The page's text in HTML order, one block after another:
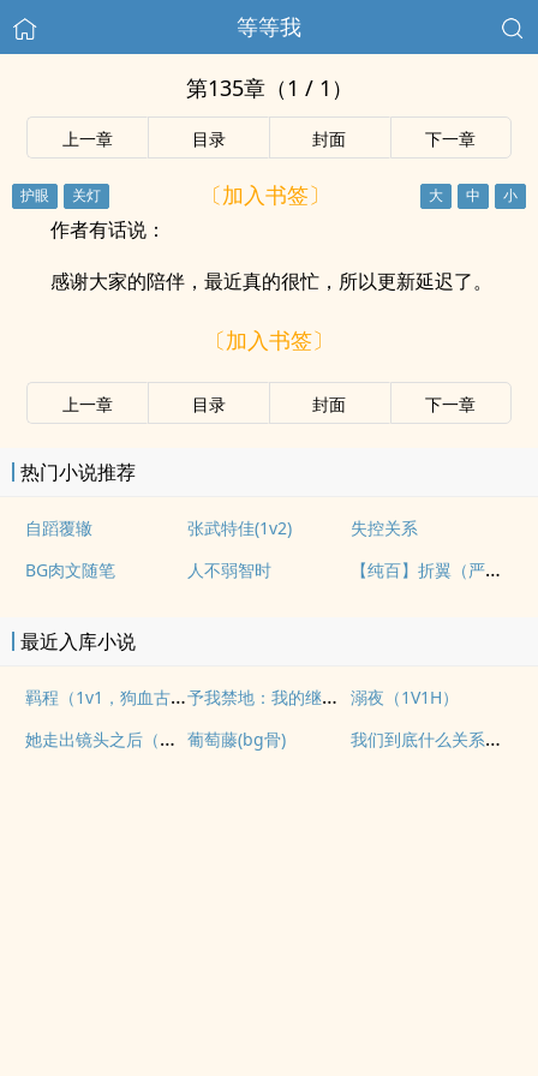
等等我
第135章（1 / 1）
上一章 目录 封面 下一章
〔加入书签〕
作者有话说：
感谢大家的陪伴，最近真的很忙，所以更新延迟了。
〔加入书签〕
上一章 目录 封面 下一章
热门小说推荐
自蹈覆辙 张武特佳(1v2)
失控关系
BG肉文随笔
人不弱智时 【纯百】折翼（严厉上司是小鸟）
最近入库小说
羁程（1v1，狗血古早） 予我禁地：我的继子不对劲 溺夜（1V1H）
她走出镜头之后（纯爱 1v1 葡萄藤(bg骨) 我们到底什么关系（姐弟）